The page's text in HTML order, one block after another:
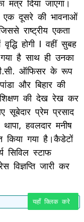
दूसरे की भावनाओं
राष्ट्रीय एकता
होगी l वहीं सुबह
है साथ ही उनका
ऑफिसर के रूप
और बिहार की
की देख रेख कर
प्रेम प्रसाद
हवलदार मनीष
किया गया है।कैडेटों
सिविल स्टाफ
जारी कर
यहाँ क्लिक करे